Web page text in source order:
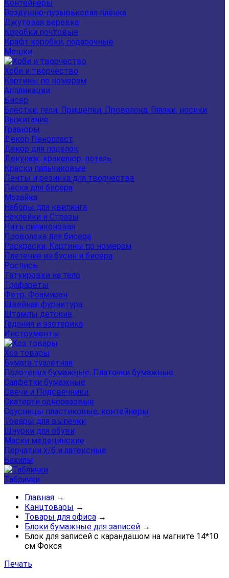
Контейнеры
Воздушно-пузырьковая плёнка
Джутовая веревка
Коробки почтовые
Крафт коробки, подарочные
Мешки
Хоби и творчество
Картины по номерам
Аппликации
Бисер
Блестки, гели, Прищепки, Проволока, Глазки, носики
Выжигание
Гравюры
Декор Пенопласт
Декор для поделок
Декупаж, кракелюр, поталь
Краски пальчиковые
Ленты и резинка для творчества
Леска для бисера
Мозайка
Наборы для квилинга
Наклейки и Стразы
Нить силиконовая
Проволока для бисера
Раскраски, Картины по номерам
Плетение из бусин и бисера
Роспись
Татуировки на тело
Трафареты
Фетр, Фоамиран
Швейная фурнитура
Штампы детские
Гадания и эзотерика
Инструменты
Хоз товары
Бумага туалетная
Полотенца бумажные, Платочки бумажные
Салфетки бумажные
Свечи и Подсвечники
Скатерти одноразовые
Соусницы пластиковые, контейнеры
Товары для выпечки
Шнурки для обуви
Маски медецинские
Перчатки х/б и латексные
Бахилы
Таблички
Главная →
Канцтовары →
Товары для офиса →
Блоки бумажные для записей →
Блок для записей с карандашом на магните 14*10
см Фокся
Печать